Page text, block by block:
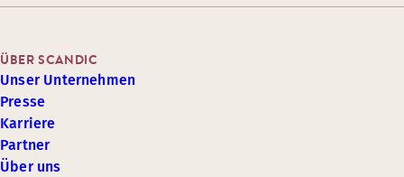
ÜBER SCANDIC
Unser Unternehmen
Presse
Karriere
Partner
Über uns